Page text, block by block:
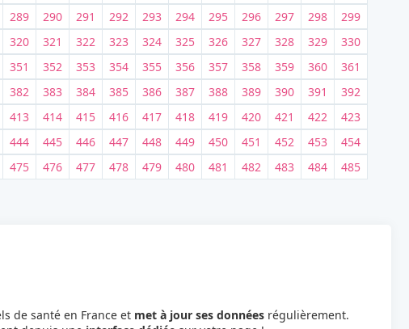
289 290 291 292 293 294 295 296 297 298
299
320 321 322 323 324 325 326 327 328 329
330
351 352 353 354 355 356 357 358 359 360
361
382 383 384 385 386 387 388 389 390 391
392
413 414 415 416 417 418 419 420 421 422
423
444 445 446 447 448 449 450 451 452 453
454
475 476 477 478 479 480 481 482 483 484
485
de santé en France et met à jour ses donnéesrégulièrement.